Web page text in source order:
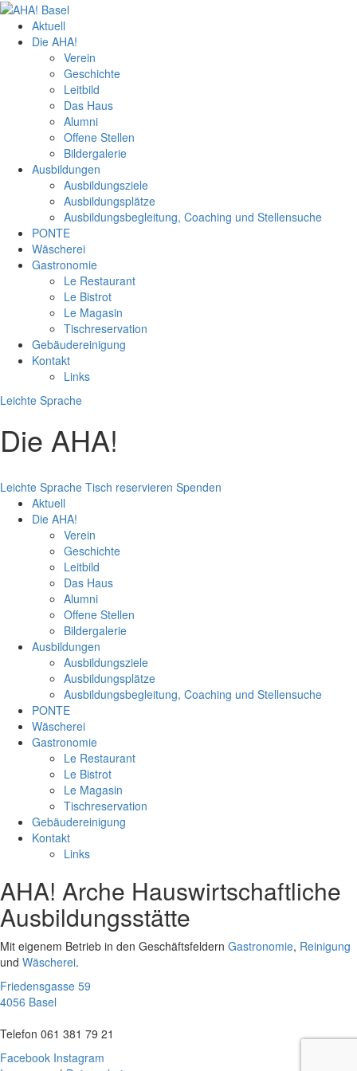
Aktuell
Die AHA!
Verein
Geschichte
Leitbild
Das Haus
Alumni
Offene Stellen
Bildergalerie
Ausbildungen
Ausbildungsziele
Ausbildungsplätze
Ausbildungsbegleitung, Coaching und Stellensuche
PONTE
Wäscherei
Gastronomie
Le Restaurant
Le Bistrot
Le Magasin
Tischreservation
Gebäudereinigung
Kontakt
Links
Leichte Sprache
Die AHA!
Leichte Sprache Tisch reservieren Spenden
Aktuell
Die AHA!
Verein
Geschichte
Leitbild
Das Haus
Alumni
Offene Stellen
Bildergalerie
Ausbildungen
Ausbildungsziele
Ausbildungsplätze
Ausbildungsbegleitung, Coaching und Stellensuche
PONTE
Wäscherei
Gastronomie
Le Restaurant
Le Bistrot
Le Magasin
Tischreservation
Gebäudereinigung
Kontakt
Links
AHA! Arche Hauswirtschaftliche
Ausbildungsstätte
Mit eigenem Betrieb in den Geschäftsfeldern Gastronomie, Reinigung
und Wäscherei.
Friedensgasse 59
4056 Basel
Telefon 061 381 79 21
Facebook Instagram